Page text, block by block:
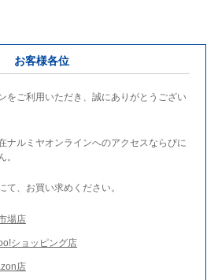
お客様各位
をご利用いただき、誠にありがとうござい
ナルミヤオンラインへのアクセスならびに
。
て、お買い求めください。
場店
ショッピング店
店